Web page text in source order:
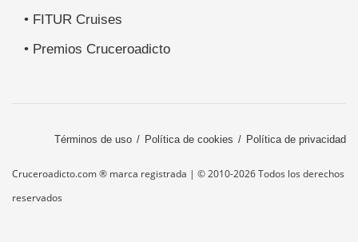
• FITUR Cruises
• Premios Cruceroadicto
Términos de uso Política de cookies Política de privacidad
Cruceroadicto.com ® marca registrada | © 2010-2026 Todos los derechos
reservados